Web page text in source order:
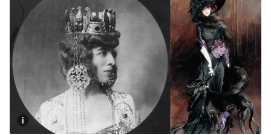
Životní styl
Všechny kategorie
Testy a kvízy
BYDLENÍ
Všechny kategorie
Rady a tipy
BurdaMedia
Extra
SVĚT ŽENY - 599 KČ
ROČNÍ PŘEDPLATNÉ SVĚT ŽENY +
SADA PRODUKTŮ MANA (10 ks)